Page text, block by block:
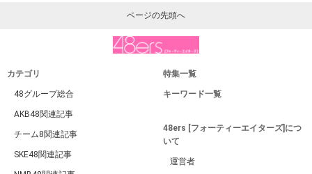
ページの先頭へ
カテゴリ
48グループ総合
AKB48関連記事
チーム8関連記事
SKE48関連記事
特集一覧
キーワード一覧
48ers [フォーティーエイターズ]につ
いて
運営者